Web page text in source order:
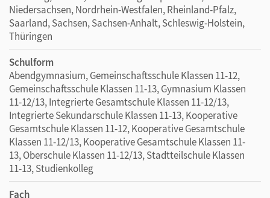
Niedersachsen, Nordrhein-Westfalen, Rheinland-Pfalz,
Saarland, Sachsen, Sachsen-Anhalt, Schleswig-Holstein,
Thüringen
Schulform
Abendgymnasium, Gemeinschaftsschule Klassen 11-12,
Gemeinschaftsschule Klassen 11-13, Gymnasium Klassen
11-12/13, Integrierte Gesamtschule Klassen 11-12/13,
Integrierte Sekundarschule Klassen 11-13, Kooperative
Gesamtschule Klassen 11-12, Kooperative Gesamtschule
Klassen 11-12/13, Kooperative Gesamtschule Klassen 11-
13, Oberschule Klassen 11-12/13, Stadtteilschule Klassen
11-13, Studienkolleg
Fach